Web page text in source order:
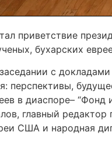
приветствие
бухарских
с
перспективы,
в диаспоре– “Фонд
главный
США и народная